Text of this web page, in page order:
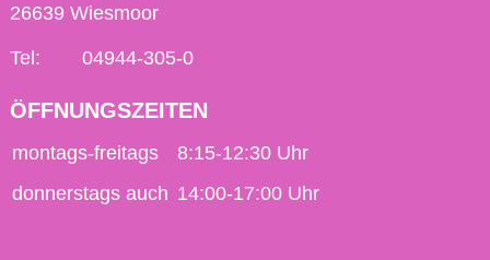
26639 Wiesmoor
Tel: 04944-305-0
ÖFFNUNGSZEITEN
montags-freitags
8:15-12:30 Uhr
donnerstags auch 14:00-17:00 Uhr